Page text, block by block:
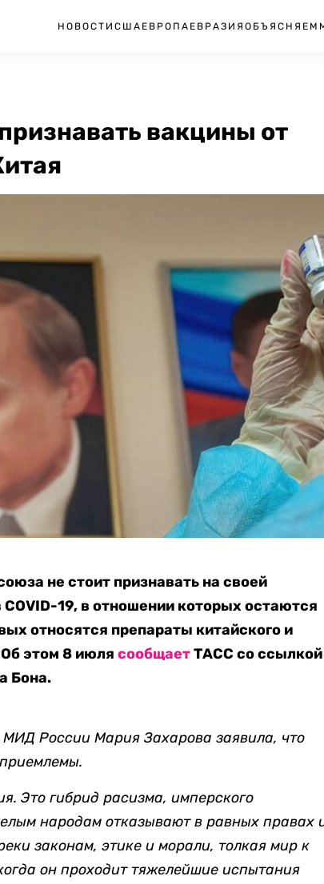
НОВОСТИ США ЕВРОПА ЕВРАЗИЯ ОБЪЯСНЯЕМ
вакцины от
не стоит признавать на своей
19, в отношении которых остаются
относятся препараты китайского и
Об этом 8 июлясообщаетТАСС со ссылкой
Бона.
России Мария Захарова заявила, что
Это гибрид расизма, имперского
народам отказывают в равных правах
законам, этике и морали, толкая мир к
он проходит тяжелейшие испытания